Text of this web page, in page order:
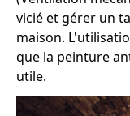
vicié et gérer un
maison.
que la peinture
utile.